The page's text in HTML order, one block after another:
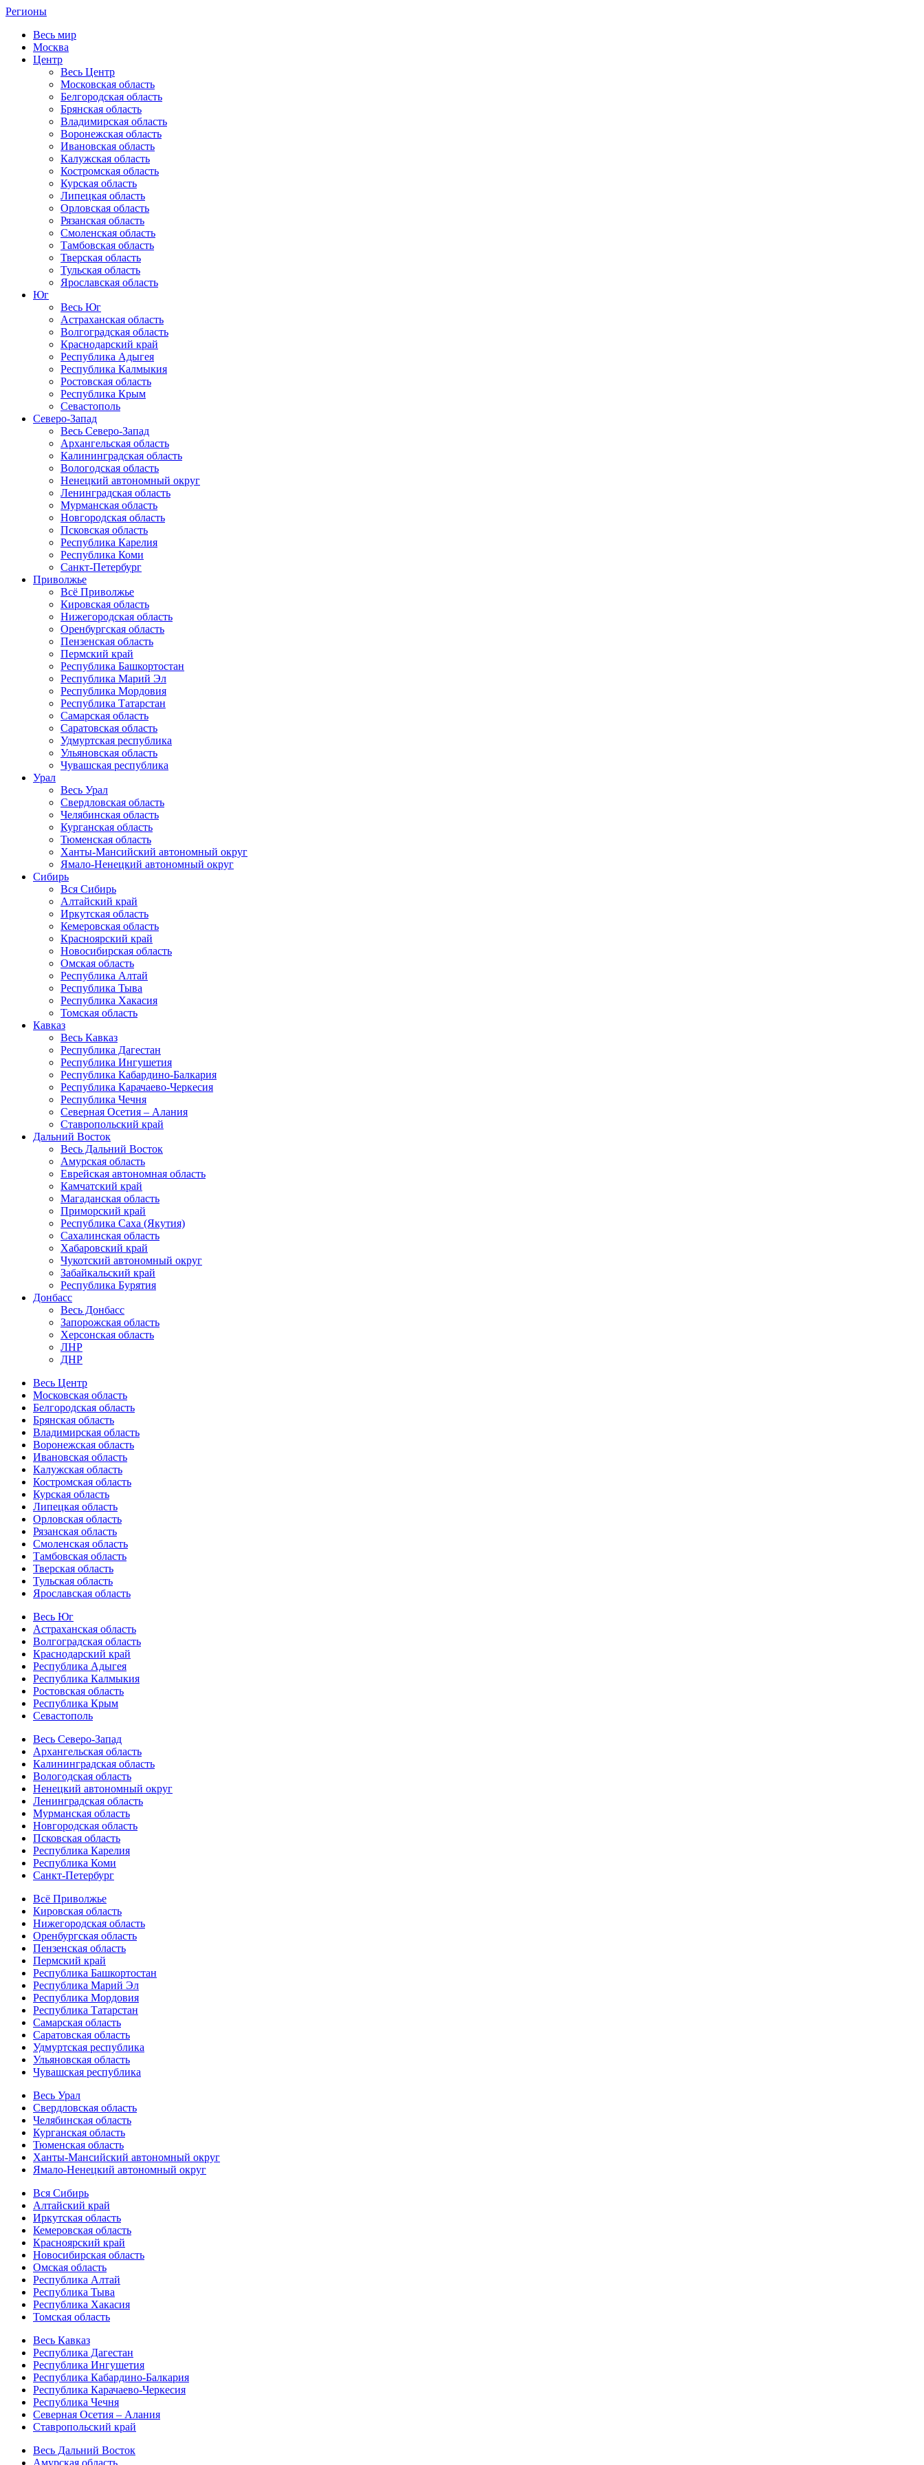
Регионы
Весь мир
Москва
Центр
Весь Центр
Московская область
Белгородская область
Брянская область
Владимирская область
Воронежская область
Ивановская область
Калужская область
Костромская область
Курская область
Липецкая область
Орловская область
Рязанская область
Смоленская область
Тамбовская область
Тверская область
Тульская область
Ярославская область
Юг
Весь Юг
Астраханская область
Волгоградская область
Краснодарский край
Республика Адыгея
Республика Калмыкия
Ростовская область
Республика Крым
Севастополь
Северо-Запад
Весь Северо-Запад
Архангельская область
Калининградская область
Вологодская область
Ненецкий автономный округ
Ленинградская область
Мурманская область
Новгородская область
Псковская область
Республика Карелия
Республика Коми
Санкт-Петербург
Приволжье
Всё Приволжье
Кировская область
Нижегородская область
Оренбургская область
Пензенская область
Пермский край
Республика Башкортостан
Республика Марий Эл
Республика Мордовия
Республика Татарстан
Самарская область
Саратовская область
Удмуртская республика
Ульяновская область
Чувашская республика
Урал
Весь Урал
Свердловская область
Челябинская область
Курганская область
Тюменская область
Ханты-Мансийский автономный округ
Ямало-Ненецкий автономный округ
Сибирь
Вся Сибирь
Алтайский край
Иркутская область
Кемеровская область
Красноярский край
Новосибирская область
Омская область
Республика Алтай
Республика Тыва
Республика Хакасия
Томская область
Кавказ
Весь Кавказ
Республика Дагестан
Республика Ингушетия
Республика Кабардино-Балкария
Республика Карачаево-Черкесия
Республика Чечня
Северная Осетия – Алания
Ставропольский край
Дальний Восток
Весь Дальний Восток
Амурская область
Еврейская автономная область
Камчатский край
Магаданская область
Приморский край
Республика Саха (Якутия)
Сахалинская область
Хабаровский край
Чукотский автономный округ
Забайкальский край
Республика Бурятия
Донбасс
Весь Донбасс
Запорожская область
Херсонская область
ЛНР
ДНР
Весь Центр
Московская область
Белгородская область
Брянская область
Владимирская область
Воронежская область
Ивановская область
Калужская область
Костромская область
Курская область
Липецкая область
Орловская область
Рязанская область
Смоленская область
Тамбовская область
Тверская область
Тульская область
Ярославская область
Весь Юг
Астраханская область
Волгоградская область
Краснодарский край
Республика Адыгея
Республика Калмыкия
Ростовская область
Республика Крым
Севастополь
Весь Северо-Запад
Архангельская область
Калининградская область
Вологодская область
Ненецкий автономный округ
Ленинградская область
Мурманская область
Новгородская область
Псковская область
Республика Карелия
Республика Коми
Санкт-Петербург
Всё Приволжье
Кировская область
Нижегородская область
Оренбургская область
Пензенская область
Пермский край
Республика Башкортостан
Республика Марий Эл
Республика Мордовия
Республика Татарстан
Самарская область
Саратовская область
Удмуртская республика
Ульяновская область
Чувашская республика
Весь Урал
Свердловская область
Челябинская область
Курганская область
Тюменская область
Ханты-Мансийский автономный округ
Ямало-Ненецкий автономный округ
Вся Сибирь
Алтайский край
Иркутская область
Кемеровская область
Красноярский край
Новосибирская область
Омская область
Республика Алтай
Республика Тыва
Республика Хакасия
Томская область
Весь Кавказ
Республика Дагестан
Республика Ингушетия
Республика Кабардино-Балкария
Республика Карачаево-Черкесия
Республика Чечня
Северная Осетия – Алания
Ставропольский край
Весь Дальний Восток
Амурская область